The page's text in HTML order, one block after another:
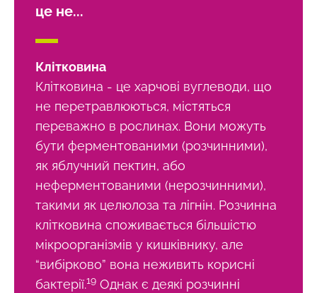
це не...
Клітковина
Клітковина - це харчові вуглеводи, що
не перетравлюються, містяться
переважно в рослинах. Вони можуть
бути ферментованими (розчинними),
як яблучний пектин, або
неферментованими (нерозчинними),
такими як целюлоза та лігнін. Розчинна
клітковина споживається більшістю
мікроорганізмів у кишківнику, але
“вибірково” вона неживить корисні
бактерії.19 Однак є деякі розчинні